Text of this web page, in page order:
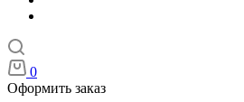
0
Оформить заказ